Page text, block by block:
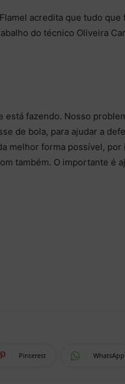
acredita que tudo
do técnico Oliveira
está fazendo. Nosso
de bola, para ajudar a
melhor forma possível,
também. O importante é
Pinterest WhatsApp